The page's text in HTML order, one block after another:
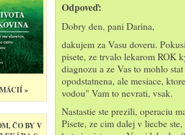
»
ČO BY V
Odpoveď:
Dobry den, pani Darina,
dakujem za Vasu doveru.
pisete, ze trvalo lekarom ROK
diagnozu a ze Vas to mohlo
opodstatnena, ale mesiace,
vodou" Vam to nevrati, vsak.
Nastastie ste prezili, operaciu
Pisete, ze cim dalej v liecbe